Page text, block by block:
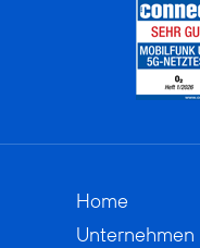
Home
Unternehmen